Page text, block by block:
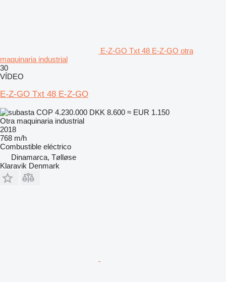
E-Z-GO Txt 48 E-Z-GO otra
maquinaria industrial
30
VÍDEO
E-Z-GO Txt 48 E-Z-GO
COP 4.230.000 DKK 8.600 ≈ EUR 1.150
Otra maquinaria industrial
2018
768 m/h
Combustible eléctrico
Dinamarca, Tølløse
Klaravik Denmark